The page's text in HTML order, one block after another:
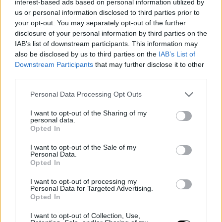
interest-based ads based on personal information utilized by
us or personal information disclosed to third parties prior to
your opt-out. You may separately opt-out of the further
disclosure of your personal information by third parties on the
IAB’s list of downstream participants. This information may
also be disclosed by us to third parties on the IAB’s List of
Downstream Participants that may further disclose it to other
Personal Data Processing Opt Outs
I want to opt-out of the Sharing of my
personal data.
Opted In
I want to opt-out of the Sale of my
Personal Data.
Opted In
I want to opt-out of processing my
Personal Data for Targeted Advertising.
Opted In
I want to opt-out of Collection, Use,
presencia en las
Finales
Donald Trump confirmó el viernes que asistirá al primer
partido de las Finales de la NBA que se disputa en
Nueva York desde 1999, reforzando así una relación con
los Knicks que se prolonga desde hace años como
aficionado de la franquicia.
Durante su segundo mandato ya ha estado presente en
varios acontecimientos deportivos de gran repercusión,
entre ellos el Super Bowl 2025, las 500 Millas de
Daytona y la Ryder Cup.